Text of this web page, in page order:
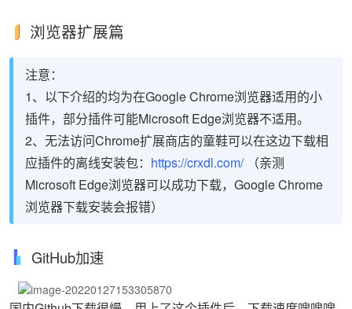
浏览器扩展篇
注意：
1、以下介绍的均为在Google Chrome浏览器适用的小
插件，部分插件可能Microsoft Edge浏览器不适用。
2、无法访问Chrome扩展商店的童鞋可以在这边下载相
应插件的离线安装包： https://crxdl.com/（亲测
Microsoft Edge浏览器可以成功下载，Google Chrome
浏览器下载安装会报错）
GitHub加速